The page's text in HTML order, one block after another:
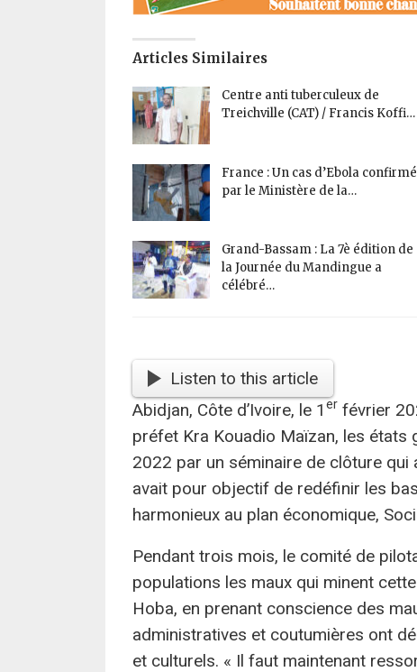
Articles Similaires
Centre anti tuberculeux de
Treichville (CAT) / Francis Koffi…
France : Un cas d’Ebola confirmé
par le Ministère de la…
Grand-Bassam : La 7è édition de
la Journée du Mandingue a
célébré…
Listen to this article
Abidjan, Côte d’Ivoire, le 1 er février
préfet Kra Kouadio Maïzan, les états
2022 par un séminaire de clôture
avait pour objectif de redéfinir les
harmonieux au plan économique,
Pendant trois mois, le comité de
populations les maux qui minent
Hoba, en prenant conscience des
administratives et coutumières ont
et culturels. « Il faut maintenant